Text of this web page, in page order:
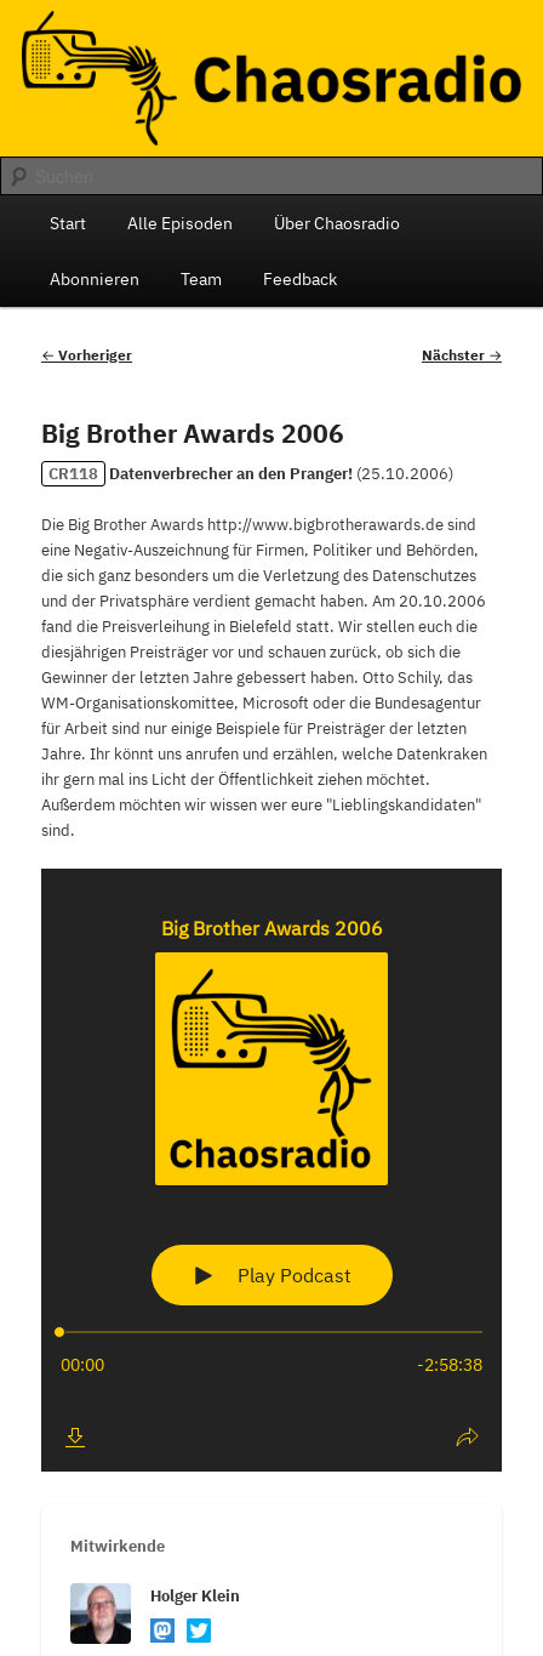
primären
Inhalt
springenChaosradio
Das monatliche Radio des Chaos Computer Club Berlin
Start Alle Episoden Über Chaosradio
Abonnieren Team Feedback
Beitragsnavigation
← Vorheriger Nächster →
Big Brother Awards 2006
CR118 Datenverbrecher an den Pranger! (25.10.2006)
Die Big Brother Awards http://www.bigbrotherawards.de sind
eine Negativ-Auszeichnung für Firmen, Politiker und Behörden,
die sich ganz besonders um die Verletzung des Datenschutzes
und der Privatsphäre verdient gemacht haben. Am 20.10.2006
fand die Preisverleihung in Bielefeld statt. Wir stellen euch die
diesjährigen Preisträger vor und schauen zurück, ob sich die
Gewinner der letzten Jahre gebessert haben. Otto Schily, das
WM-Organisationskomittee, Microsoft oder die Bundesagentur
für Arbeit sind nur einige Beispiele für Preisträger der letzten
Jahre. Ihr könnt uns anrufen und erzählen, welche Datenkraken
ihr gern mal ins Licht der Öffentlichkeit ziehen möchtet.
Außerdem möchten wir wissen wer eure "Lieblingskandidaten"
sind.
Mitwirkende
Holger Klein